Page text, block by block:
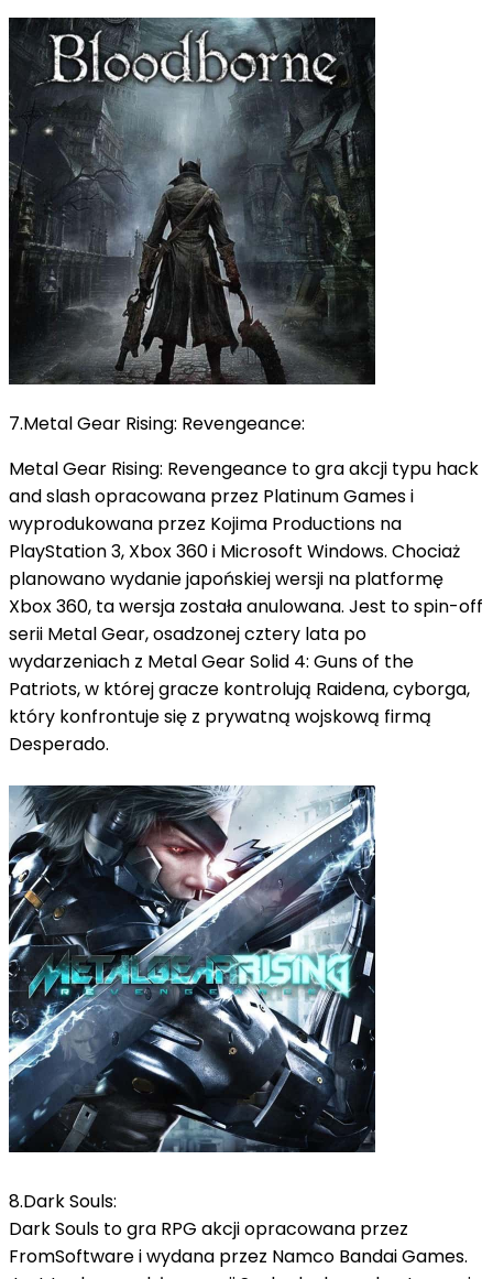
7.Metal Gear Rising: Revengeance:
Metal Gear Rising: Revengeance to gra akcji typu hack
and slash opracowana przez Platinum Games i
wyprodukowana przez Kojima Productions na
PlayStation 3, Xbox 360 i Microsoft Windows. Chociaż
planowano wydanie japońskiej wersji na platformę
Xbox 360, ta wersja została anulowana. Jest to spin-off
serii Metal Gear, osadzonej cztery lata po
wydarzeniach z Metal Gear Solid 4: Guns of the
Patriots, w której gracze kontrolują Raidena, cyborga,
który konfrontuje się z prywatną wojskową firmą
Desperado.
8.Dark Souls:
Dark Souls to gra RPG akcji opracowana przez
FromSoftware i wydana przez Namco Bandai Games.